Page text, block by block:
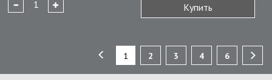
Купить
1 2 3 4 6